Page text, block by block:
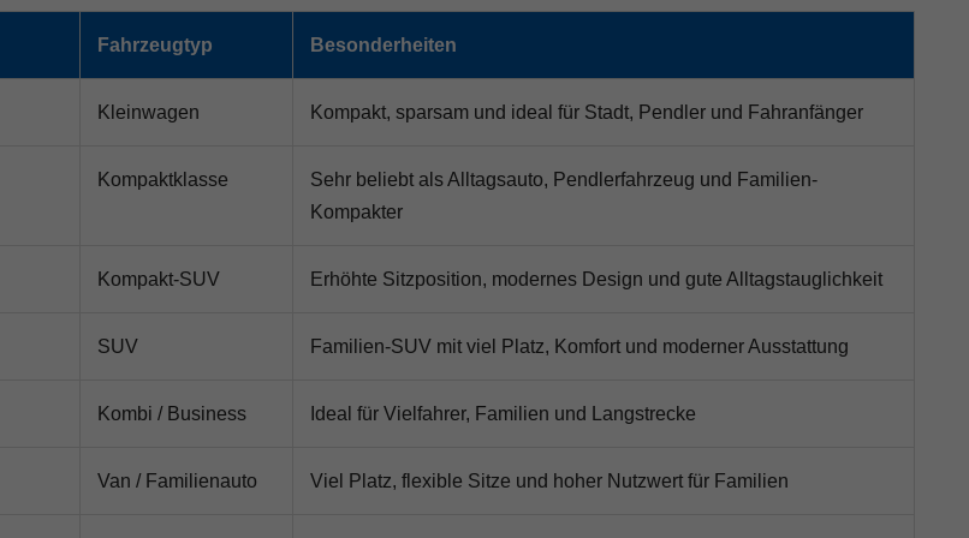
Fahrzeugtyp Besonderheiten
Kleinwagen Kompakt, sparsam und ideal für Stadt, Pendler und Fahranfänger
Kompaktklasse
Sehr beliebt als Alltagsauto, Pendlerfahrzeug und Familien-
Kompakter
Kompakt-SUV Erhöhte Sitzposition, modernes Design und gute Alltagstauglichkeit
SUV Familien-SUV mit viel Platz, Komfort und moderner Ausstattung
Kombi / Business Ideal für Vielfahrer, Familien und Langstrecke
Van / Familienauto Viel Platz, flexible Sitze und hoher Nutzwert für Familien